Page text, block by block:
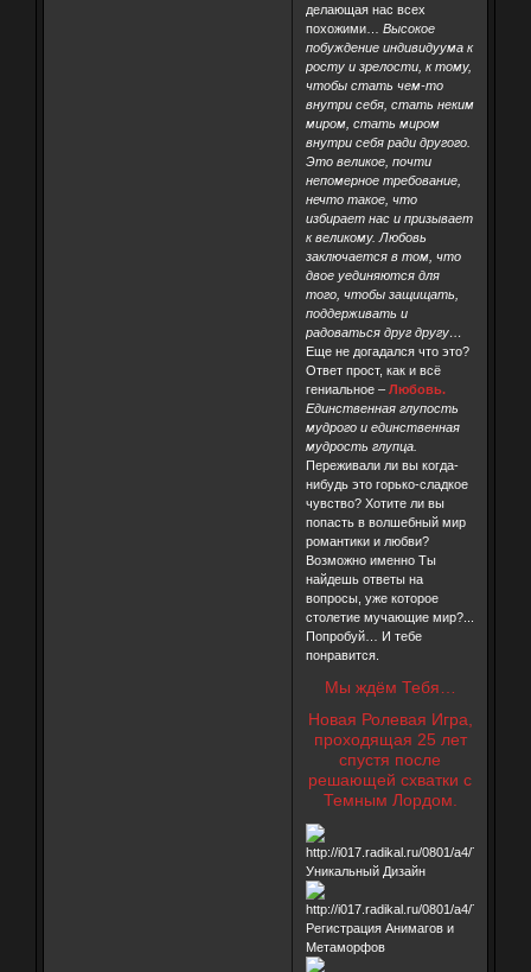
делающая нас всех
похожими…
Высокое
побуждение индивидуума к
росту и зрелости, к тому,
чтобы стать чем-то
внутри себя, стать неким
миром, стать миром
внутри себя ради другого.
Это великое, почти
непомерное требование,
нечто такое, что
избирает нас и призывает
к великому. Любовь
заключается в том, что
двое уединяются для
того, чтобы защищать,
поддерживать и
радоваться друг другу…
Еще не догадался что это?
Ответ прост, как и всё
гениальное – Любовь.
Единственная глупость
мудрого и единственная
мудрость глупца.
Переживали ли вы когда-
нибудь это горько-сладкое
чувство? Хотите ли вы
попасть в волшебный мир
романтики и любви?
Возможно именно Ты
найдешь ответы на
вопросы, уже которое
столетие мучающие мир?...
Попробуй… И тебе
понравится.
Мы ждём Тебя…
Новая Ролевая Игра,
проходящая 25 лет
спустя после
решающей схватки с
Темным Лордом.
Уникальный Дизайн
Регистрация Анимагов и
Метаморфов